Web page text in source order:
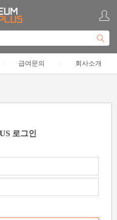
급여문의 회사소개
로그인